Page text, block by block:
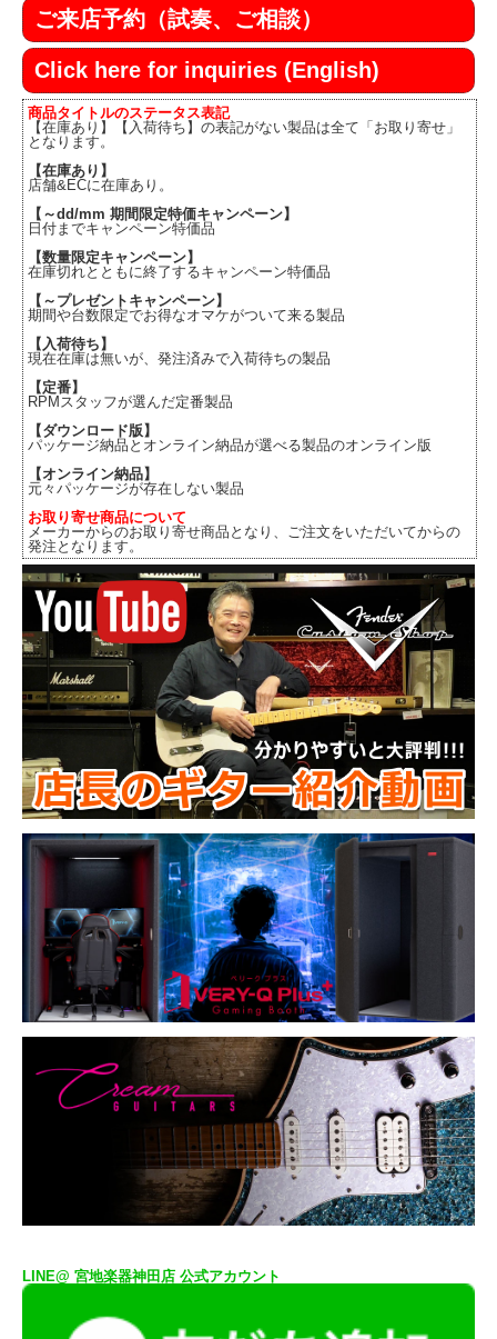
ご来店予約（試奏、ご相談）
Click here for inquiries (English)
商品タイトルのステータス表記
【在庫あり】【入荷待ち】の表記がない製品は全て「お取り寄せ」
となります。
【在庫あり】
店舗&ECに在庫あり。
【～dd/mm 期間限定特価キャンペーン】
日付までキャンペーン特価品
【数量限定キャンペーン】
在庫切れとともに終了するキャンペーン特価品
【～プレゼントキャンペーン】
期間や台数限定でお得なオマケがついて来る製品
【入荷待ち】
現在在庫は無いが、発注済みで入荷待ちの製品
【定番】
RPMスタッフが選んだ定番製品
【ダウンロード版】
パッケージ納品とオンライン納品が選べる製品のオンライン版
【オンライン納品】
元々パッケージが存在しない製品
お取り寄せ商品について
メーカーからのお取り寄せ商品となり、ご注文をいただいてからの
発注となります。
LINE@ 宮地楽器神田店 公式アカウント